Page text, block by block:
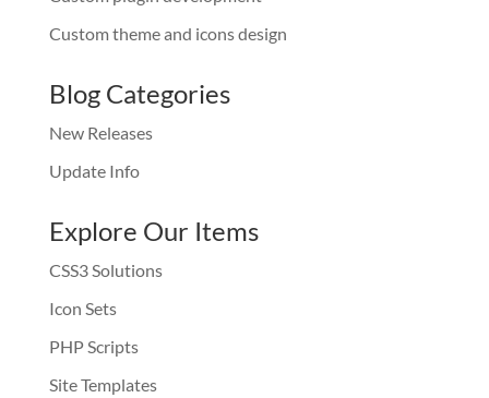
Custom theme and icons design
Blog Categories
New Releases
Update Info
Explore Our Items
CSS3 Solutions
Icon Sets
PHP Scripts
Site Templates